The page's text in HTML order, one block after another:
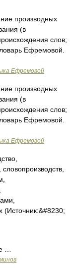
производных
(в
слов;
Ефремовой.
Ефремовой
производных
(в
слов;
Ефремовой.
Ефремовой
(Источник:&#8230;
…